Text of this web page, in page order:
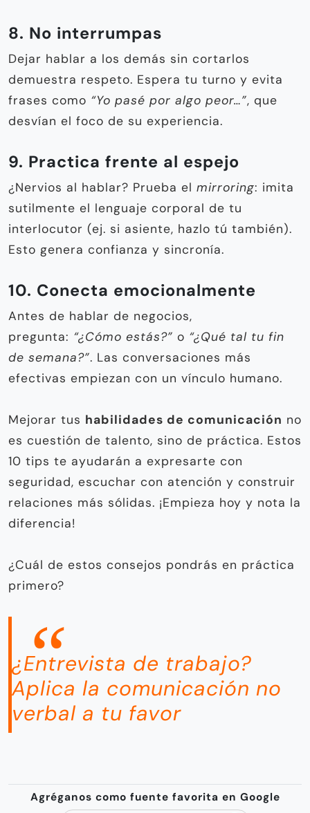
8. No interrumpas
Dejar hablar a los demás sin cortarlos
demuestra respeto. Espera tu turno y evita
frases como “Yo pasé por algo peor…”, que
desvían el foco de su experiencia.
9. Practica frente al espejo
¿Nervios al hablar? Prueba el mirroring: imita
sutilmente el lenguaje corporal de tu
interlocutor (ej. si asiente, hazlo tú también).
Esto genera confianza y sincronía.
10. Conecta emocionalmente
Antes de hablar de negocios,
pregunta: “¿Cómo estás?” o “¿Qué tal tu fin
de semana?”. Las conversaciones más
efectivas empiezan con un vínculo humano.
Mejorar tus habilidades de comunicación no
es cuestión de talento, sino de práctica. Estos
10 tips te ayudarán a expresarte con
seguridad, escuchar con atención y construir
relaciones más sólidas. ¡Empieza hoy y nota la
diferencia!
¿Cuál de estos consejos pondrás en práctica
primero?
¿Entrevista de trabajo?
Aplica la comunicación no
verbal a tu favor
Agréganos como fuente favorita en Google